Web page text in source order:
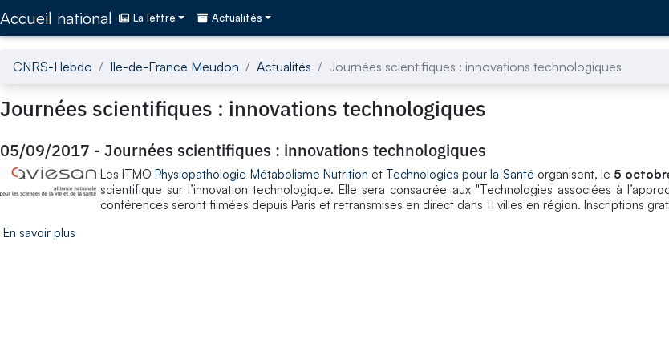
Accueil national La lettre Actualités
CNRS-Hebdo Ile-de-France Meudon Actualités Journées scientifiques : innovations technologiques
Journées scientifiques : innovations technologiques
05/09/2017 - Journées scientifiques : innovations technologiques
Les ITMOPhysiopathologie Métabolisme Nutrition et Technologies pour la Santé organisent, le 5
scientifique sur l’innovation technologique. Elle sera consacrée aux "Technologies associées à
conférences seront filmées depuis Paris et retransmises en direct dans 11 villes en région. Inscriptions
En savoir plus